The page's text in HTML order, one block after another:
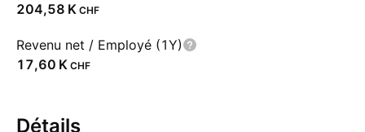
‪204,58 K‬ CHF
Revenu net / Employé (1Y)
‪17,60 K‬ CHF
Détails